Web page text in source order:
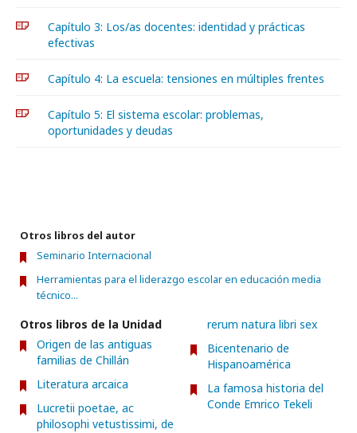
Capítulo 3: Los/as docentes: identidad y prácticas
efectivas
Capítulo 4: La escuela: tensiones en múltiples frentes
Capítulo 5: El sistema escolar: problemas,
oportunidades y deudas
Otros libros del autor
Seminario Internacional
Herramientas para el liderazgo escolar en educación media
técnico...
Otros libros de la Unidad
Origen de las antiguas
familias de Chillán
Literatura arcaica
Lucretii poetae, ac
philosophi vetustissimi, de
rerum natura libri sex
Bicentenario de
Hispanoamérica
La famosa historia del
Conde Emrico Tekeli